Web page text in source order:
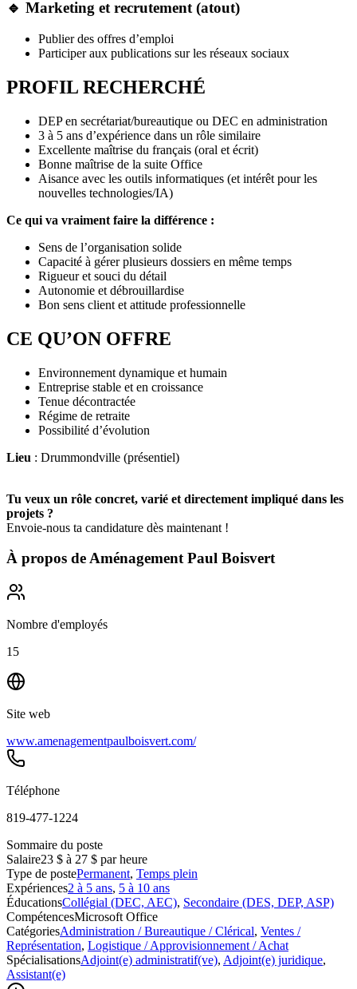
🔹 Marketing et recrutement (atout)
Publier des offres d’emploi
Participer aux publications sur les réseaux sociaux
PROFIL RECHERCHÉ
DEP en secrétariat/bureautique ou DEC en administration
3 à 5 ans d’expérience dans un rôle similaire
Excellente maîtrise du français (oral et écrit)
Bonne maîtrise de la suite Office
Aisance avec les outils informatiques (et intérêt pour les
nouvelles technologies/IA)
Ce qui va vraiment faire la différence :
Sens de l’organisation solide
Capacité à gérer plusieurs dossiers en même temps
Rigueur et souci du détail
Autonomie et débrouillardise
Bon sens client et attitude professionnelle
CE QU’ON OFFRE
Environnement dynamique et humain
Entreprise stable et en croissance
Tenue décontractée
Régime de retraite
Possibilité d’évolution
Lieu : Drummondville (présentiel)
Tu veux un rôle concret, varié et directement impliqué dans les
projets ?
Envoie-nous ta candidature dès maintenant !
À propos deAménagement Paul Boisvert
Nombre d'employés
15
Site web
www.amenagementpaulboisvert.com/
Téléphone
819-477-1224
Sommaire du poste
Salaire23 $ à 27 $ par heure
Type de postePermanent, Temps plein
Expériences2 à 5 ans, 5 à 10 ans
ÉducationsCollégial (DEC, AEC), Secondaire (DES, DEP, ASP)
CompétencesMicrosoft Office
CatégoriesAdministration / Bureautique / Clérical, Ventes /
Représentation, Logistique / Approvisionnement / Achat
SpécialisationsAdjoint(e) administratif(ve), Adjoint(e) juridique,
Assistant(e)